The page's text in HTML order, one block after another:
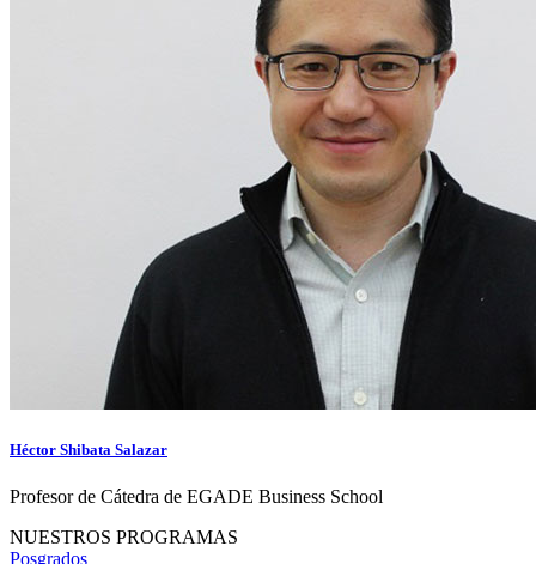
Héctor Shibata Salazar
Profesor de Cátedra de EGADE Business School
NUESTROS PROGRAMAS
Posgrados